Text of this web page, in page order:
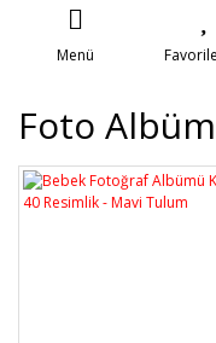
Menü
Foto